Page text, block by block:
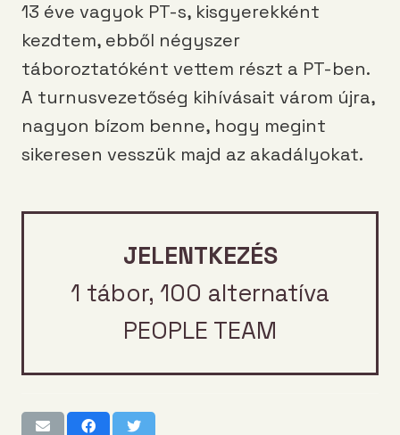
13 éve vagyok PT-s, kisgyerekként
kezdtem, ebből négyszer
táboroztatóként vettem részt a PT-ben.
A turnusvezetőség kihívásait várom újra,
nagyon bízom benne, hogy megint
sikeresen vesszük majd az akadályokat.
JELENTKEZÉS
1 tábor, 100 alternatíva
PEOPLE TEAM